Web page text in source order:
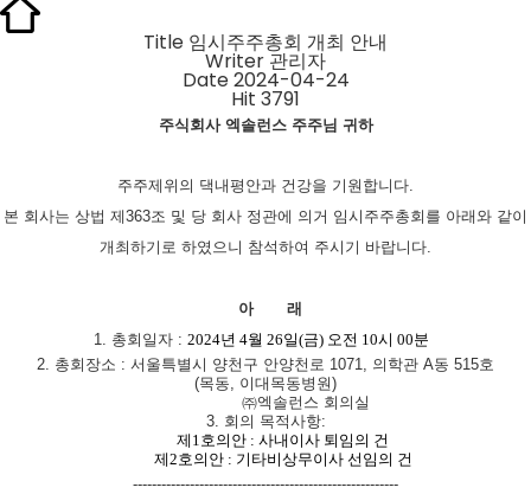
Title 임시주주총회 개최 안내
Writer 관리자
Date2024-04-24
Hit 3791
주식회사 엑솔런스 주주님 귀하
주주제위의 댁내평안과 건강을 기원합니다.
본 회사는 상법 제363조 및 당 회사 정관에 의거 임시주주총회를 아래와 같이
개최하기로 하였으니 참석하여 주시기 바랍니다.
아
래
1. 총회일자 : 2024년 4월 26일(금) 오전 10시 00분
2. 총회장소 : 서울특별시 양천구 안양천로 1071, 의학관 A동 515호
(목동, 이대목동병원)
㈜엑솔런스 회의실
3. 회의 목적사항:
제 1호의안 :사내이사 퇴임의 건
제2호의안 : 기타비상무이사 선임의 건
--------------------------------------------------------